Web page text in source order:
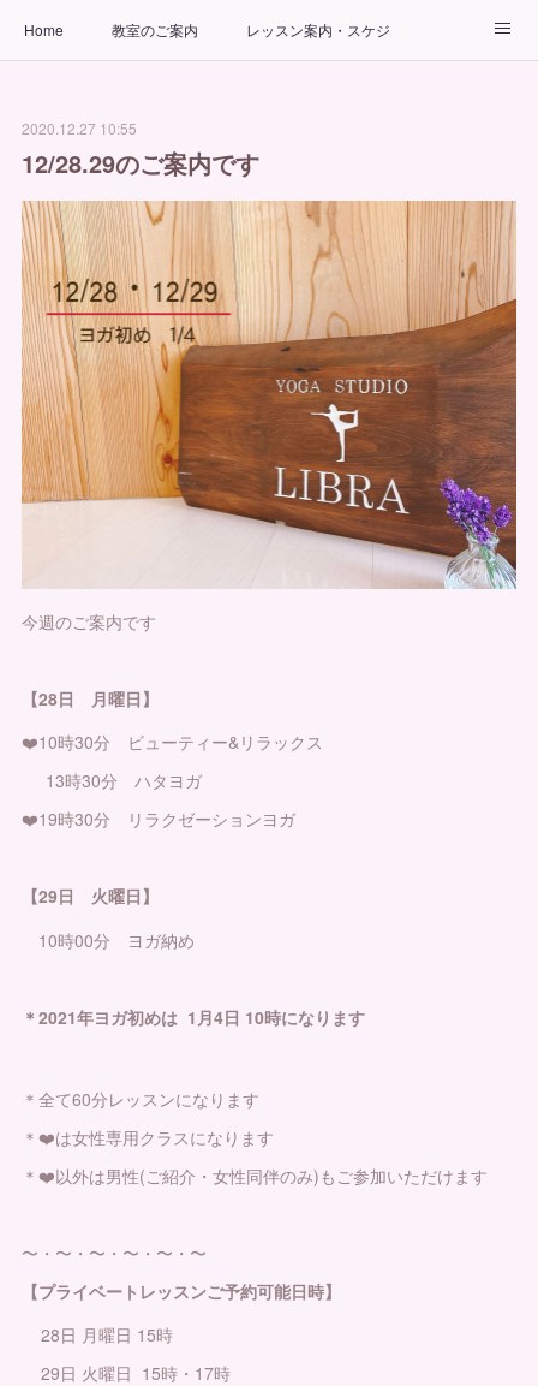
Home 教室のご案内 レッスン案内・スケジュール
出張ヨガ教室
2020.12.27 10:55
12/28.29のご案内です
今週のご案内です
【28日 月曜日】
❤️10時30分 ビューティー&リラックス
13時30分 ハタヨガ
❤️19時30分 リラクゼーションヨガ
【29日 火曜日】
10時00分 ヨガ納め
＊2021年ヨガ初めは 1月4日 10時になります
＊全て60分レッスンになります
＊❤️は女性専用クラスになります
＊❤️以外は男性(ご紹介・女性同伴のみ)もご参加いただけます
〜・〜・〜・〜・〜・〜
【プライベートレッスンご予約可能日時】
28日 月曜日 15時
29日 火曜日 15時・17時